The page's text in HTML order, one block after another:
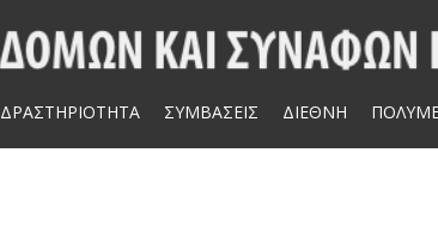
ΔΡΑΣΤΗΡΙΟΤΗΤΑ ΣΥΜΒΑΣΕΙΣ ΔΙΕΘΝΗ